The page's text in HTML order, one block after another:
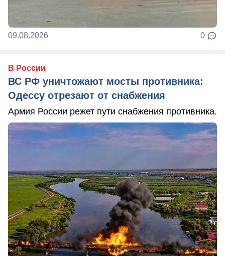
09.08.2026 0
В России
ВС РФ уничтожают мосты противника:
Одессу отрезают от снабжения
Армия России режет пути снабжения противника.